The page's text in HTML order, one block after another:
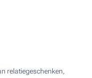
relatiegeschenken,